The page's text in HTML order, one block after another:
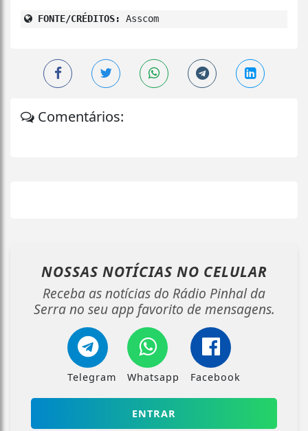
FONTE/CRÉDITOS: Asscom
Comentários:
NOSSAS NOTÍCIAS NO CELULAR
Receba as notícias do Rádio Pinhal da
Serra no seu app favorito de mensagens.
Telegram Whatsapp Facebook
ENTRAR